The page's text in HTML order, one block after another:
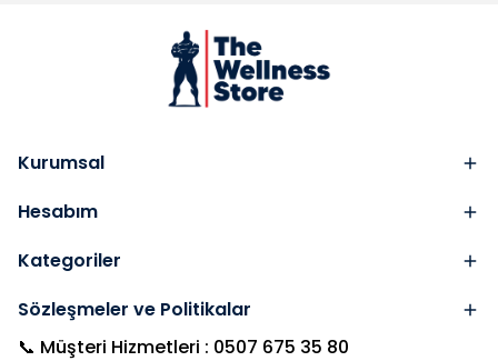
Kurumsal
Hesabım
Kategoriler
Sözleşmeler ve Politikalar
📞 Müşteri Hizmetleri : 0507 675 35 80